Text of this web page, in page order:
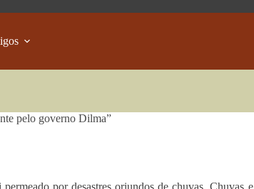
pelo governo Dilma”
por desastres oriundos de chuvas. Chuvas e